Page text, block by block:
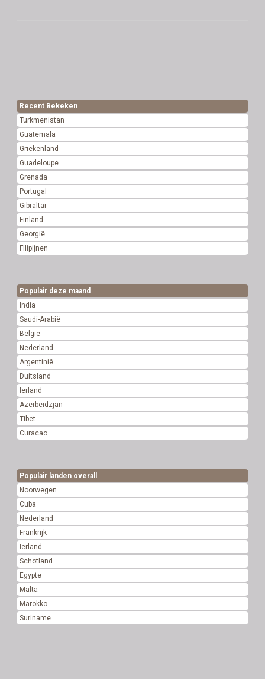
Recent Bekeken
Turkmenistan
Guatemala
Griekenland
Guadeloupe
Grenada
Portugal
Gibraltar
Finland
Georgië
Filipijnen
Populair deze maand
India
Saudi-Arabië
België
Nederland
Argentinië
Duitsland
Ierland
Azerbeidzjan
Tibet
Curacao
Populair landen overall
Noorwegen
Cuba
Nederland
Frankrijk
Ierland
Schotland
Egypte
Malta
Marokko
Suriname